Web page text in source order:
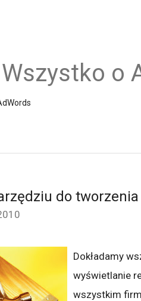
Wszystko o
do
Dokładamy
wyświetlanie
wszystkim